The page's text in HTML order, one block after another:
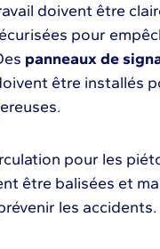
doivent être
pour
panneaux de
être installés
pour les
être balisées et
les accidents.